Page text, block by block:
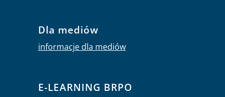
Dla mediów
informacje dla mediów
E-LEARNING BRPO